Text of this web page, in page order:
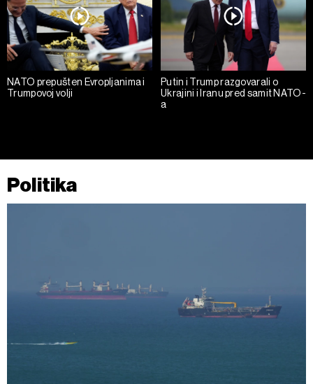
kolačića.
Kolačiće u bilo kojem trenutku možete ponovno ažurirati
klikom na „Prikaži detalje“. Pristanak možete u bilo kojem
trenutku opozvati bez negativnih posledica.
NATO prepušten Evropljanima i
Trumpovoj volji
Putin i Trump razgovarali o
Ukrajini i Iranu pred samit NATO-
a
Politika